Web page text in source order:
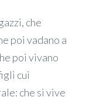
che
poi vadano a
poi vivano
cui
che si vive